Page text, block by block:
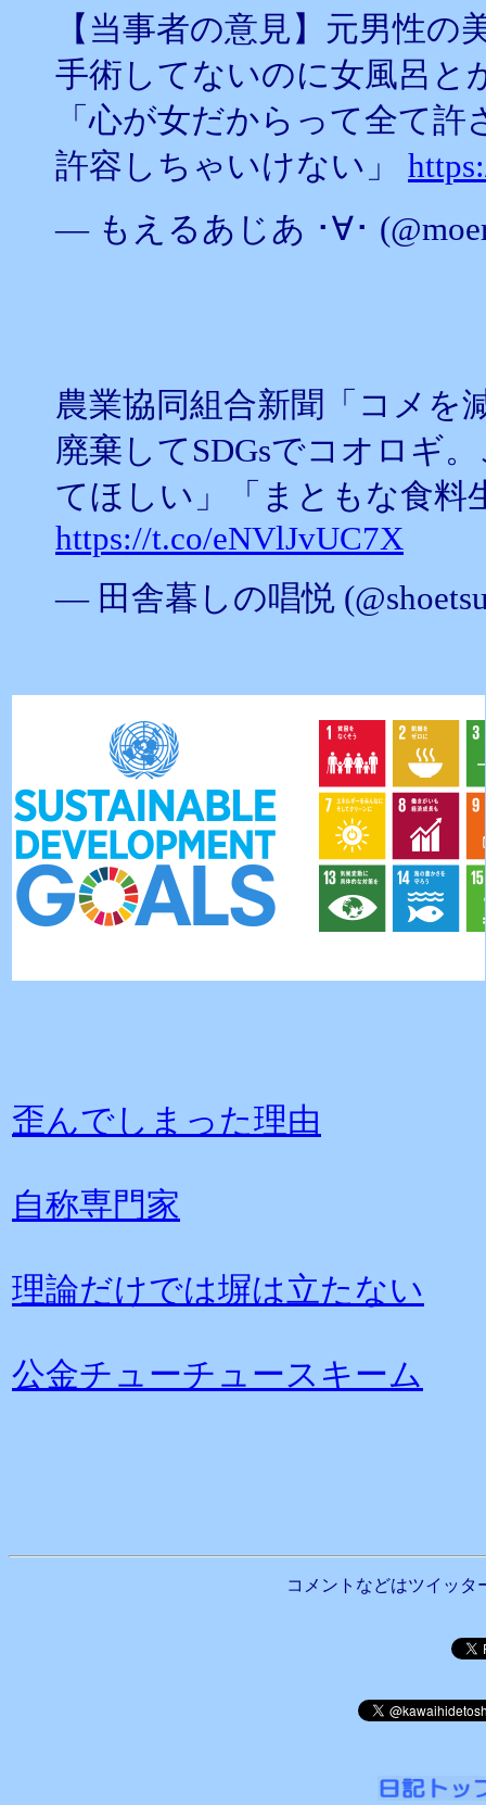
【当事者の意見】元男性の
手術してないのに女風呂と
「心が女だからって全て
許容しちゃいけない」
— もえるあじあ ･∀･
農業協同組合新聞「コメを
廃棄してSDGsでコオロギ
てほしい」「まともな食料
https://t.co/eNVlJvUC7X
— 田舎暮しの唱悦
歪んでしまった理由
自称専門家
理論だけでは塀は立たない
公金チューチュースキーム
コメントなどはツイッタ